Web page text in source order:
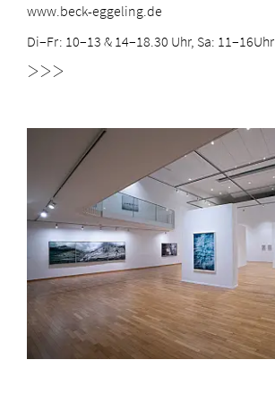
www.beck-eggeling.de
Di–Fr: 10–13 & 14–18.30 Uhr, Sa: 11–16Uhr
>>>